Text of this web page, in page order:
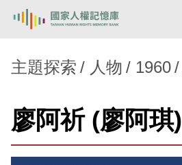
新生訓導處
蛋殼畫 送物單
主題探索
主題探索 人物 1960
廖阿祈 (廖阿琪)